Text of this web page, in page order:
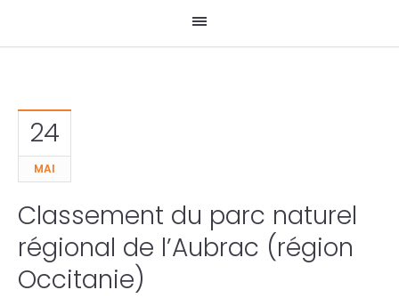
24
MAI
Classement du parc naturel
régional de l’Aubrac (région
Occitanie)